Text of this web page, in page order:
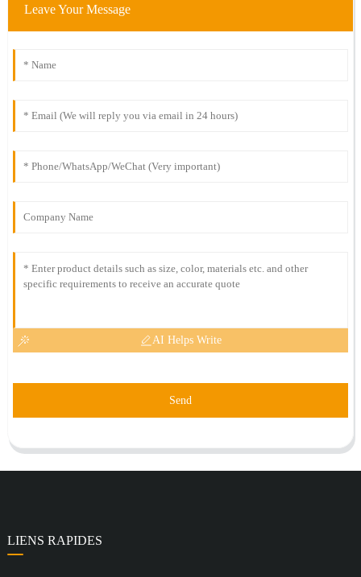
Leave Your Message
AI Helps Write
Send
LIENS RAPIDES